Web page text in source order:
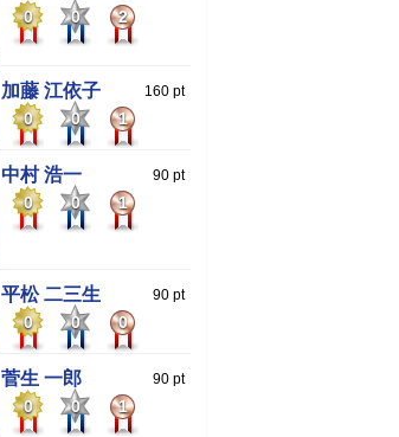
0 0 2
加藤 江依子 160 pt
0 0 1
中村 浩一 90 pt
0 0 1
平松 二三生 90 pt
0 0 0
菅生 一郎 90 pt
0 0 1